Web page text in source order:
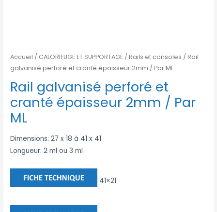
Accueil / CALORIFUGE ET SUPPORTAGE /Rails et consoles / Rail
galvanisé perforé et cranté épaisseur 2mm / Par ML
Rail galvanisé perforé et
cranté épaisseur 2mm / Par
ML
Dimensions: 27 x 18 à 41 x 41
Longueur: 2 ml ou 3 ml
41×21